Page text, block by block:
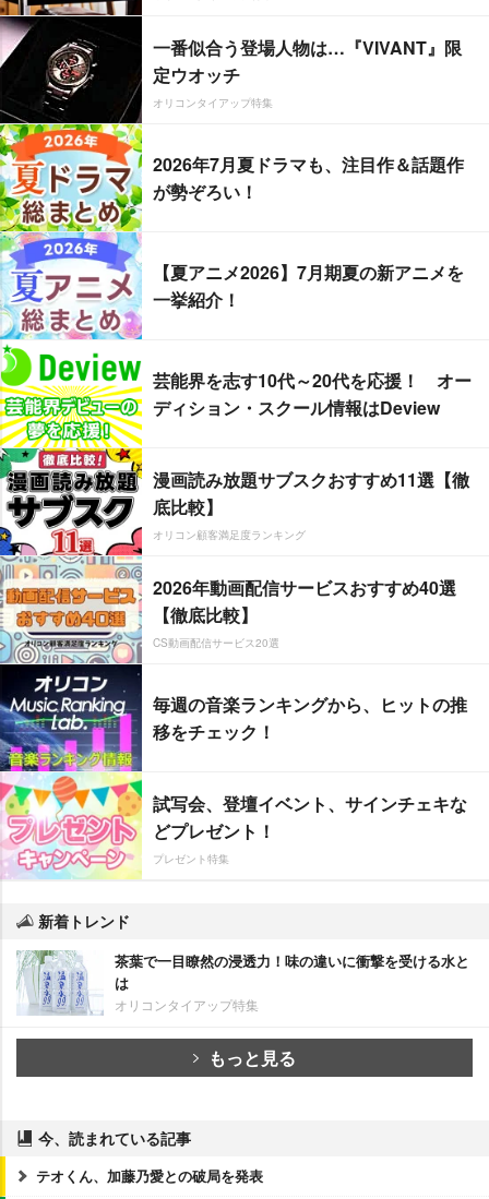
一番似合う登場人物は…『VIVANT』限
定ウオッチ
オリコンタイアップ特集
2026年7月夏ドラマも、注目作＆話題作
が勢ぞろい！
【夏アニメ2026】7月期夏の新アニメを
一挙紹介！
芸能界を志す10代～20代を応援！ オー
ディション・スクール情報はDeview
漫画読み放題サブスクおすすめ11選【徹
底比較】
オリコン顧客満足度ランキング
2026年動画配信サービスおすすめ40選
【徹底比較】
CS動画配信サービス20選
毎週の音楽ランキングから、ヒットの推
移をチェック！
試写会、登壇イベント、サインチェキな
どプレゼント！
プレゼント特集
新着トレンド
茶葉で一目瞭然の浸透力！味の違いに衝撃を受ける水と
は
オリコンタイアップ特集
もっと見る
今、読まれている記事
テオくん、加藤乃愛との破局を発表